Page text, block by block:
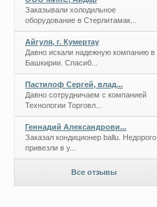
Заказывали холодильное
оборудование в Стерлитамак...
Айгуля, г. Кумертау
Давно искали надежную компанию в
Башкирии. Спасиб...
Пастилоф Сергей, влад...
Давно сотрудничаем с компанией
Технологии Торговл...
Геннадий Александрови...
Заказал кондиционер ballu. Недорого,
привезли в у...
Все отзывы